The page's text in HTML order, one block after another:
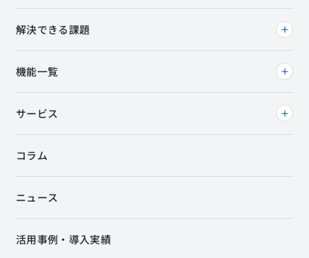
解決できる課題
コラム
ニュース
活用事例・導入実績
機能一覧
サービス